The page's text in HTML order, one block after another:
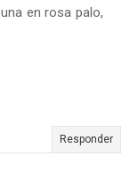
en rosa palo,
Responder